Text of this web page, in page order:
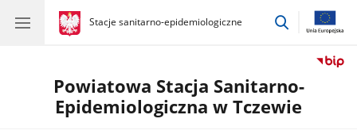
gov.pl
Stacje sanitarno-epidemiologiczne
gov.pl
Stacje
przejdź
Powiatowa Stacja Sanitarno-
Epidemiologiczna w Tczewie